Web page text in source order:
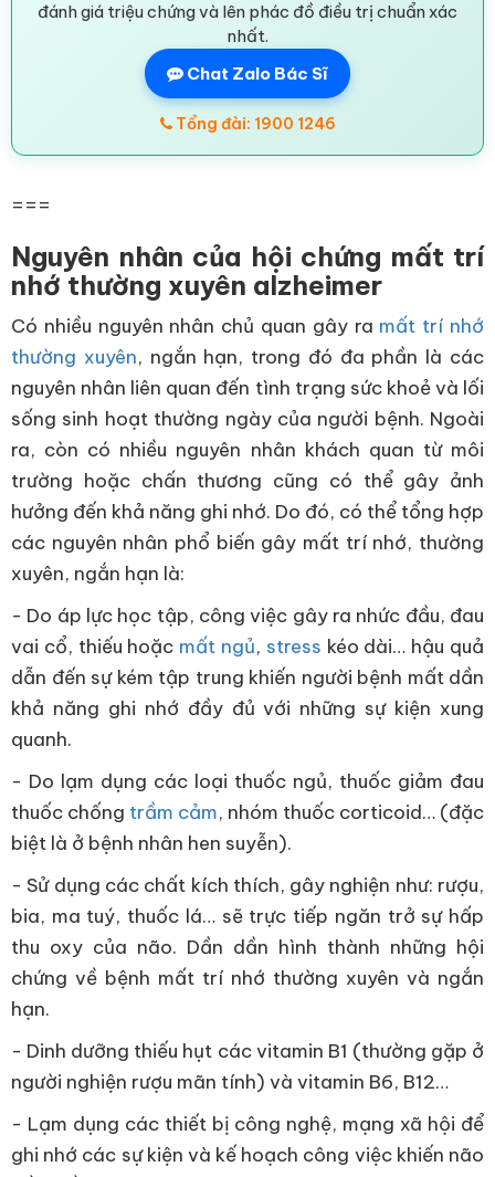
đánh giá triệu chứng và lên phác đồ điều trị chuẩn xác
nhất.
Chat Zalo Bác Sĩ
Tổng đài: 1900 1246
===
Nguyên nhân của hội chứng mất trí
nhớ thường xuyên alzheimer
Có nhiều nguyên nhân chủ quan gây ra mất trí nhớ
thường xuyên, ngắn hạn, trong đó đa phần là các
nguyên nhân liên quan đến tình trạng sức khoẻ và lối
sống sinh hoạt thường ngày của người bệnh. Ngoài
ra, còn có nhiều nguyên nhân khách quan từ môi
trường hoặc chấn thương cũng có thể gây ảnh
hưởng đến khả năng ghi nhớ. Do đó, có thể tổng hợp
các nguyên nhân phổ biến gây mất trí nhớ, thường
xuyên, ngắn hạn là:
- Do áp lực học tập, công việc gây ra nhức đầu, đau
vai cổ, thiếu hoặc mất ngủ, stress kéo dài… hậu quả
dẫn đến sự kém tập trung khiến người bệnh mất dần
khả năng ghi nhớ đầy đủ với những sự kiện xung
quanh.
- Do lạm dụng các loại thuốc ngủ, thuốc giảm đau
thuốc chống trầm cảm, nhóm thuốc corticoid… (đặc
biệt là ở bệnh nhân hen suyễn).
- Sử dụng các chất kích thích, gây nghiện như: rượu,
bia, ma tuý, thuốc lá… sẽ trực tiếp ngăn trở sự hấp
thu oxy của não. Dần dần hình thành những hội
chứng về bệnh mất trí nhớ thường xuyên và ngắn
hạn.
- Dinh dưỡng thiếu hụt các vitamin B1 (thường gặp ở
người nghiện rượu mãn tính) và vitamin B6, B12…
- Lạm dụng các thiết bị công nghệ, mạng xã hội để
ghi nhớ các sự kiện và kế hoạch công việc khiến não